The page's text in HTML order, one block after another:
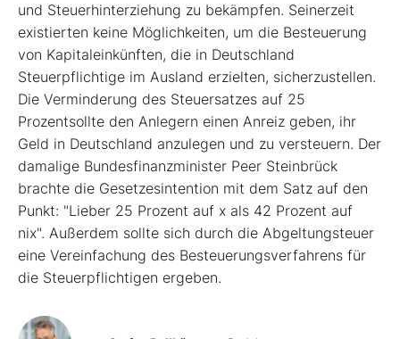
und Steuerhinterziehung zu bekämpfen. Seinerzeit
existierten keine Möglichkeiten, um die Besteuerung
von Kapitaleinkünften, die in Deutschland
Steuerpflichtige im Ausland erzielten, sicherzustellen.
Die Verminderung des Steuersatzes auf 25
Prozentsollte den Anlegern einen Anreiz geben, ihr
Geld in Deutschland anzulegen und zu versteuern. Der
damalige Bundesfinanzminister Peer Steinbrück
brachte die Gesetzesintention mit dem Satz auf den
Punkt: "Lieber 25 Prozent auf x als 42 Prozent auf
nix". Außerdem sollte sich durch die Abgeltungsteuer
eine Vereinfachung des Besteuerungsverfahrens für
die Steuerpflichtigen ergeben.